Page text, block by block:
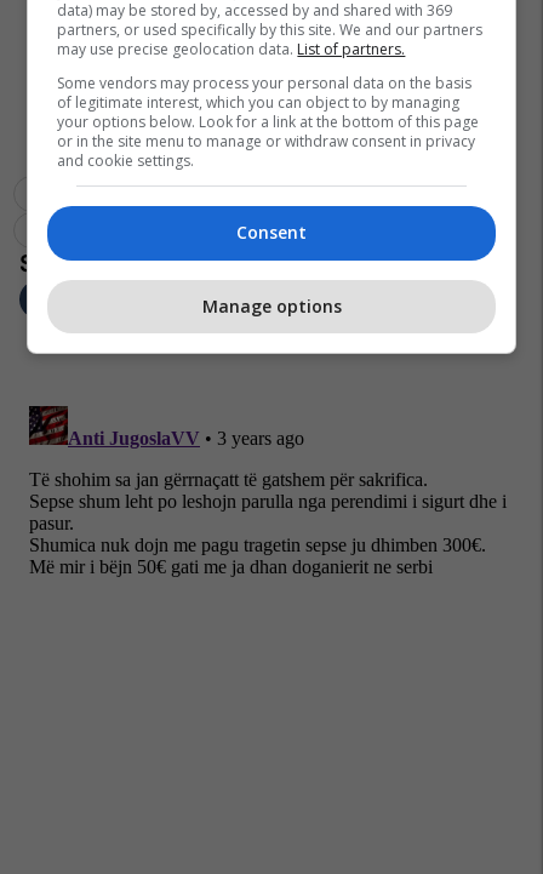
Veriu I Kosovës Mpb Qkmk
Pikat Kufitare
Mpj E Kosovës
data) may be stored by, accessed by and shared with 369
partners, or used specifically by this site. We and our partners
may use precise geolocation data. List of partners.
Some vendors may process your personal data on the basis
of legitimate interest, which you can object to by managing
your options below. Look for a link at the bottom of this page
or in the site menu to manage or withdraw consent in privacy
and cookie settings.
Consent
Manage options